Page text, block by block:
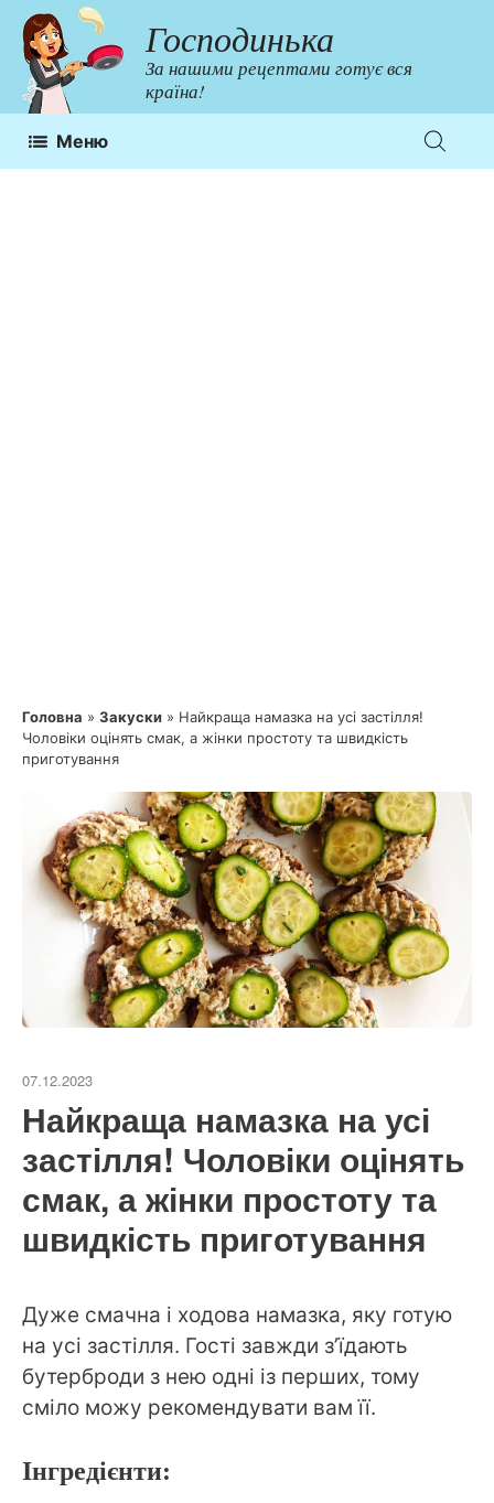
Перейти
до
контенту
Господинька
За нашими рецептами готує вся
країна!
Меню
Головна » Закуски » Найкраща намазка на усі застілля!
Чоловіки оцінять смак, а жінки простоту та швидкість
приготування
07.12.2023
Найкраща намазка на усі
застілля! Чоловіки оцінять
смак, а жінки простоту та
швидкість приготування
Дуже смачна і ходова намазка, яку готую
на усі застілля. Гості завжди зʼїдають
бутерброди з нею одні із перших, тому
сміло можу рекомендувати вам її.
Інгредієнти: